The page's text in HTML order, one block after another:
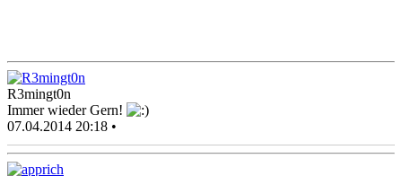
R3mingt0n
Immer wieder Gern!
07.04.2014 20:18 •